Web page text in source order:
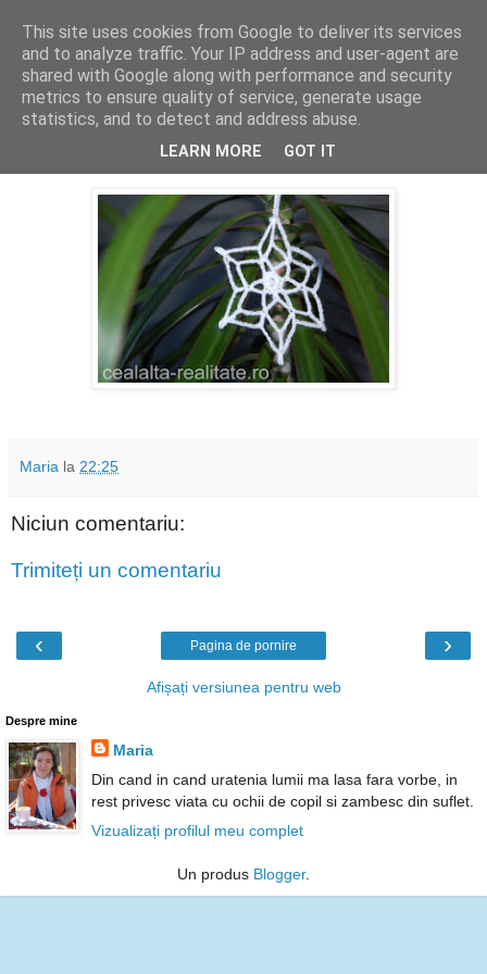
Cealalta realitate
vineri, februarie 19, 2016
Maria la 22:25
Niciun comentariu:
Trimiteți un comentariu
‹ ›
Pagina de pornire
Afișați versiunea pentru web
Despre mine
Maria
Din cand in cand uratenia lumii ma lasa fara vorbe, in
rest privesc viata cu ochii de copil si zambesc din suflet.
Vizualizați profilul meu complet
Un produs Blogger.
This site uses cookies from Google to deliver its services
and to analyze traffic. Your IP address and user-agent are
shared with Google along with performance and security
metrics to ensure quality of service, generate usage
statistics, and to detect and address abuse.
LEARN MORE GOT IT